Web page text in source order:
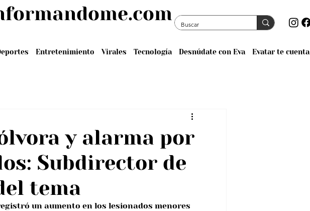
Entretenimiento Virales Tecnología Desnúdate con Eva Evatar te cuenta
y alarma por
Subdirector de
tema
un aumento en los lesionados menores